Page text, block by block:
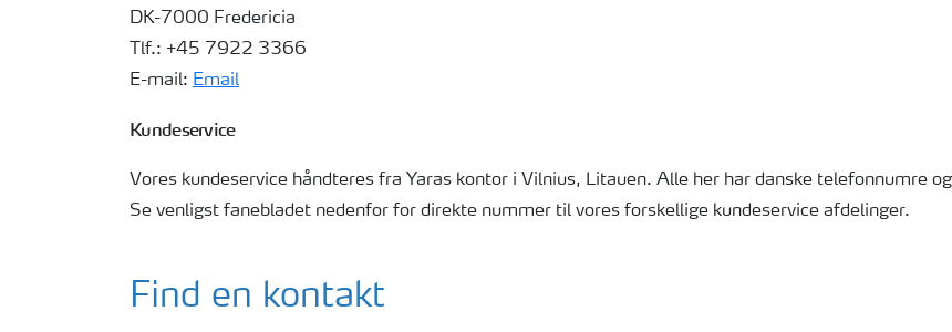
DK-7000 Fredericia
Tlf.: +45 7922 3366
E-mail: Email
Kundeservice
Vores kundeservice håndteres fra Yaras kontor i Vilnius, Litauen. Alle her har danske telefonnumre
Se venligst fanebladet nedenfor for direkte nummer til vores forskellige kundeservice afdelinger.
Find en kontakt